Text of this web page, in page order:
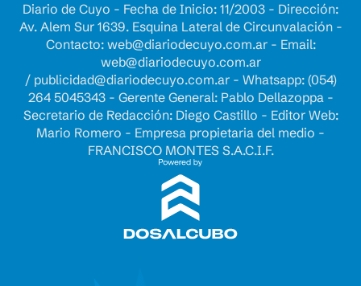
Diario de Cuyo - Fecha de Inicio: 11/2003 - Dirección:
Av. Alem Sur 1639. Esquina Lateral de Circunvalación -
Contacto: web@diariodecuyo.com.ar- Email:
web@diariodecuyo.com.ar
/ publicidad@diariodecuyo.com.ar- Whatsapp: (054)
264 5045343 - Gerente General: Pablo Dellazoppa -
Secretario de Redacción: Diego Castillo - Editor Web:
Mario Romero - Empresa propietaria del medio -
FRANCISCO MONTES S.A.C.I.F.